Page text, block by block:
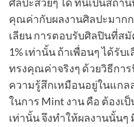
คุณค่ากับผลงานศิลปะมาก
เลียน การตอบรับศิลปินที่ส
1% เท่านั้น ถ้าเพื่อนๆ ได้รั
ทรงคุณค่าจริงๆ ด้วยวิธีการ
ความรู้สึกเหมือนอยู่ในแกล
ในการ Mint งาน คือ ต้องเ
เท่านั้น จึงทำให้ผลงานนั้น